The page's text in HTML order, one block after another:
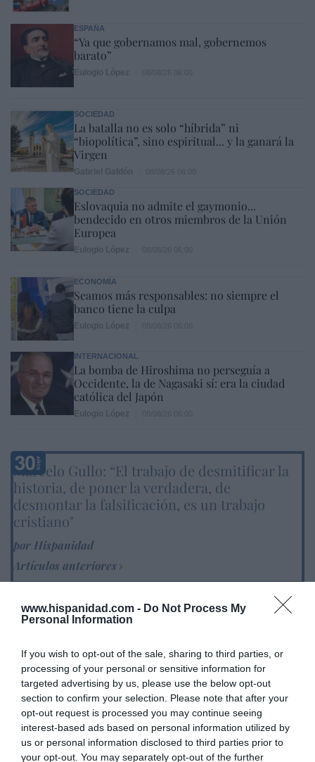
www.hispanidad.com - Do Not Process My
Personal Information
If you wish to opt-out of the sale, sharing to third parties, or
processing of your personal or sensitive information for
targeted advertising by us, please use the below opt-out
section to confirm your selection. Please note that after your
opt-out request is processed you may continue seeing
interest-based ads based on personal information utilized by
us or personal information disclosed to third parties prior to
your opt-out. You may separately opt-out of the further
ESPAÑA
“Ya que gobernamos mal, gobernemos
barato”
SOCIEDAD
La batalla no es solo “híbrida” ni
“biopolítica”, sino espiritual... y la ganará la
Virgen
SOCIEDAD
Eslovaquia no admite el gaymonio...
bendecido en otros miembros de la Unión
Europea
ECONOMÍA
Seamos más responsables: no siempre el
banco tiene la culpa
INTERNACIONAL
La bomba de Hiroshima no perseguía a
Occidente, la de Nagasaki sí: era la ciudad
católica del Japón
Marcelo Gullo: “El trabajo de desmitificar la
historia, de poner la verdadera, de
desmontar la falsificación, es un trabajo
cristiano"
por Hispanidad
Artículos anteriores
DIARIO DE LA CORRUPCIÓN SANCHISTA
Oír se manifiesta delante de La Mareta:
“Pedro Sánchez es un criminal”
por Redacción
Artículos anteriores
Opinión